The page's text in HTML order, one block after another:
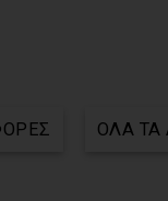
ΟΛΑ ΤΑ